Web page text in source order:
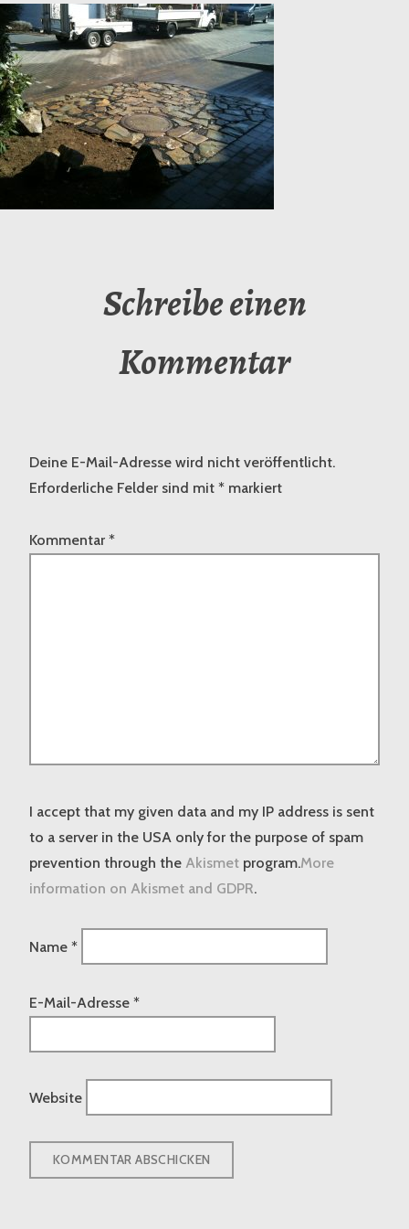
Schreibe einen
Kommentar
Deine E-Mail-Adresse wird nicht veröffentlicht.
Erforderliche Felder sind mit * markiert
Kommentar *
I accept that my given data and my IP address is sent
to a server in the USA only for the purpose of spam
prevention through the Akismet program.More
information on Akismet and GDPR.
Name *
E-Mail-Adresse *
Website